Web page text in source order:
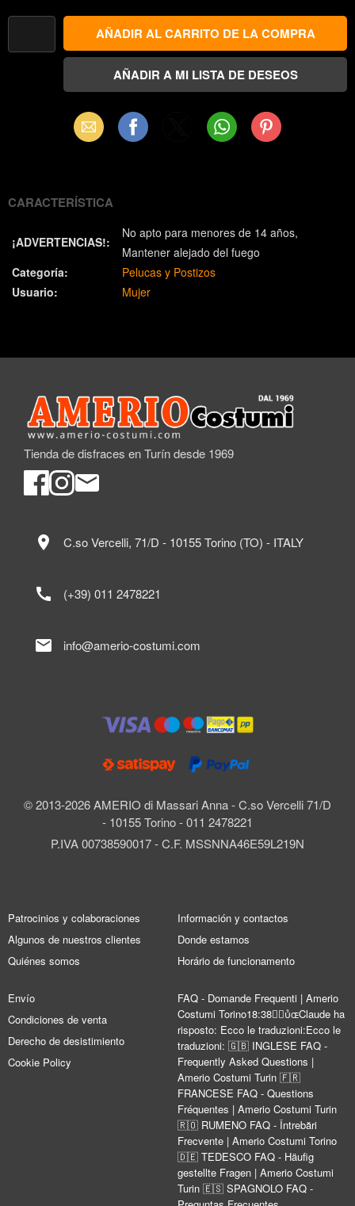
Email Facebook WhatsAppPinterest
CARACTERÍSTICA
¡ADVERTENCIAS!:
No apto para menores de 14 años
Mantener alejado del fuego
Categoría:
Pelucas y Postizos
Usuario:
Mujer
Tienda de disfraces en Turín desde 1969
© 2013-2026 AMERIO di Massari Anna - C.so Vercelli 71/D
- 10155 Torino - 011 2478221
P.IVA 00738590017 - C.F. MSSNNA46E59L219N
location_on C.so Vercelli, 71/D - 10155 Torino (TO) - ITALY
call (+39) 011 2478221
mail info@amerio-costumi.com
Patrocinios y colaboraciones
Algunos de nuestros clientes
Quiénes somos
Información y contactos
Donde estamos
Horário de funcionamento
Envío
Condiciones de venta
Derecho de desistimiento
Cookie Policy
FAQ - Domande Frequenti | Amerio
Costumi Torino18:38Claude ha
risposto: Ecco le traduzioni:Ecco le
traduzioni: 🇬🇧 INGLESE FAQ -
Frequently Asked Questions |
Amerio Costumi Turin 🇫🇷
FRANCESE FAQ - Questions
Fréquentes | Amerio Costumi Turin
🇷🇴 RUMENO FAQ - Întrebări
Frecvente | Amerio Costumi Torino
🇩🇪 TEDESCO FAQ - Häufig
gestellte Fragen | Amerio Costumi
Turin 🇪🇸 SPAGNOLO FAQ -